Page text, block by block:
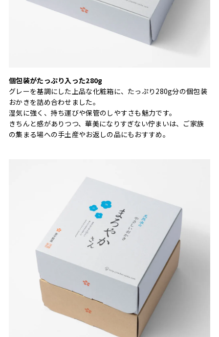
個包装がたっぷり入った280g
グレーを基調にした上品な化粧箱に、たっぷり280g分の個包装
おかきを詰め合わせました。
湿気に強く、持ち運びや保管のしやすさも魅力です。
きちんと感がありつつ、華美になりすぎない佇まいは、ご家族
の集まる場への手土産やお返しの品にもおすすめ。